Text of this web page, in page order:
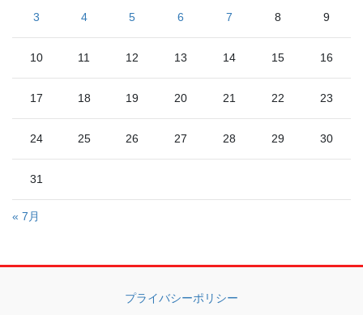
3 4 5 6 7 8 9
10 11 12 13 14 15 16
17 18 19 20 21 22 23
24 25 26 27 28 29 30
31
« 7月
プライバシーポリシー